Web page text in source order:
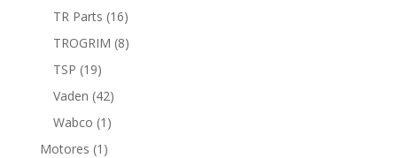
productos
TR Parts 1616
productos
TROGRIM 88
TSP 1919
productos
Vaden 4242
productos
Wabco 1 1
producto
Motores 1 1